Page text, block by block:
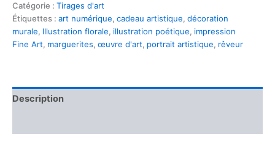
Catégorie : Tirages d'art
Étiquettes : art numérique, cadeau artistique, décoration
murale, Illustration florale, illustration poétique, impression
Fine Art, marguerites, œuvre d'art, portrait artistique, rêveur
Description